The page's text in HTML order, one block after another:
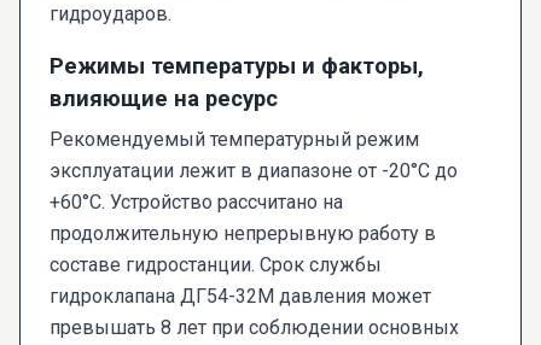
гидроударов.
Режимы температуры и факторы,
влияющие на ресурс
Рекомендуемый температурный режим
эксплуатации лежит в диапазоне от -20°C до
+60°C. Устройство рассчитано на
продолжительную непрерывную работу в
составе гидростанции. Срок службы
гидроклапана ДГ54-32М давления может
превышать 8 лет при соблюдении основных